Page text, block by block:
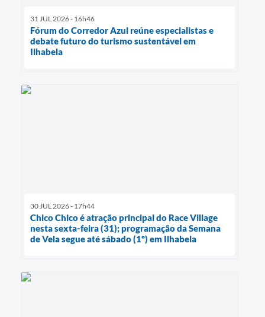
31 JUL 2026 - 16h46
Fórum do Corredor Azul reúne especialistas e
debate futuro do turismo sustentável em
Ilhabela
30 JUL 2026 - 17h44
Chico Chico é atração principal do Race Village
nesta sexta-feira (31); programação da Semana
de Vela segue até sábado (1º) em Ilhabela